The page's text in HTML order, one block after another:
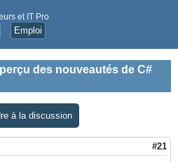
et IT Pro
Emploi
des nouveautés de C#
à la discussion
#21